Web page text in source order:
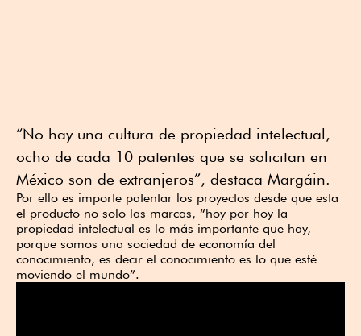
“No hay una cultura de propiedad intelectual,
ocho de cada 10 patentes que se solicitan en
México son de extranjeros”, destaca Margáin.
Por ello es importe patentar los proyectos desde que esta
el producto no solo las marcas, “hoy por hoy la
propiedad intelectual es lo más importante que hay,
porque somos una sociedad de economía del
conocimiento, es decir el conocimiento es lo que esté
moviendo el mundo”.